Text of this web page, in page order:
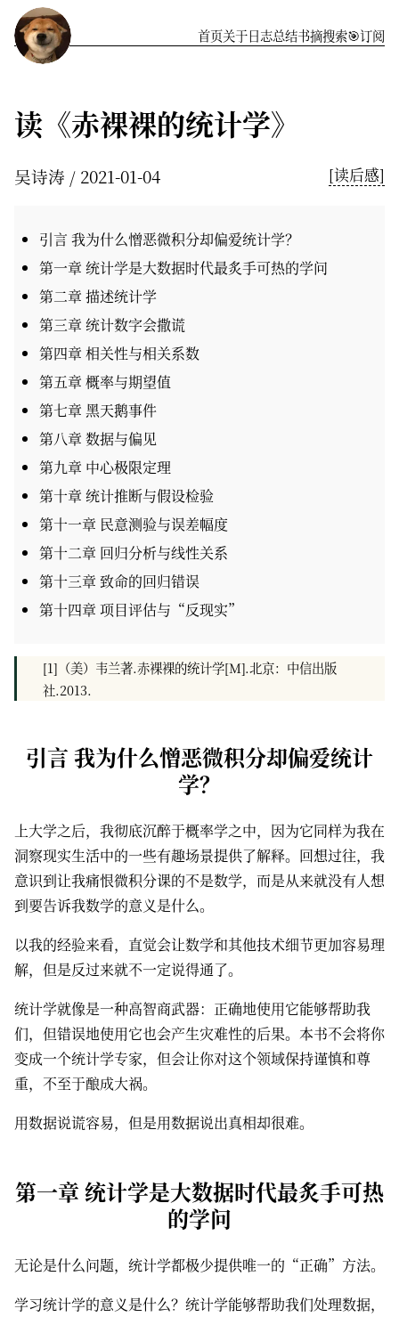
首页关于️日志总结书摘搜索🎯订阅
读《赤裸裸的统计学》
吴诗涛 2021-01-04 [读后感]
引言 我为什么憎恶微积分却偏爱统计学？
第一章 统计学是大数据时代最炙手可热的学问
第二章 描述统计学
第三章 统计数字会撒谎
第四章 相关性与相关系数
第五章 概率与期望值
第七章 黑天鹅事件
第八章 数据与偏见
第九章 中心极限定理
第十章 统计推断与假设检验
第十一章 民意测验与误差幅度
第十二章 回归分析与线性关系
第十三章 致命的回归错误
第十四章 项目评估与“反现实”
[1]（美）韦兰著.赤裸裸的统计学[M].北京：中信出版
社.2013.
引言 我为什么憎恶微积分却偏爱统计
学？
上大学之后，我彻底沉醉于概率学之中，因为它同样为我在
洞察现实生活中的一些有趣场景提供了解释。回想过往，我
意识到让我痛恨微积分课的不是数学，而是从来就没有人想
到要告诉我数学的意义是什么。
以我的经验来看，直觉会让数学和其他技术细节更加容易理
解，但是反过来就不一定说得通了。
统计学就像是一种高智商武器：正确地使用它能够帮助我
们，但错误地使用它也会产生灾难性的后果。本书不会将你
变成一个统计学专家，但会让你对这个领域保持谨慎和尊
重，不至于酿成大祸。
用数据说谎容易，但是用数据说出真相却很难。
第一章 统计学是大数据时代最炙手可热
的学问
无论是什么问题，统计学都极少提供唯一的“正确”方法。
学习统计学的意义是什么？统计学能够帮助我们处理数据，